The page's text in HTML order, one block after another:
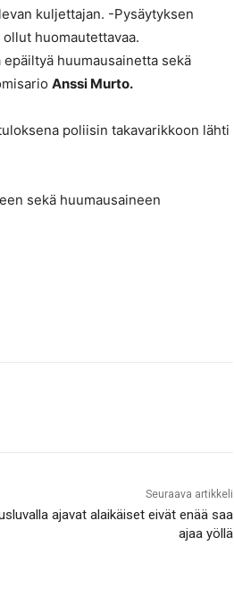
kuljettajan. -Pysäytyksen
huomautettavaa.
huumausainetta sekä
Anssi Murto.
poliisin takavarikkoon lähti
sekä huumausaineen
Seuraava artikkeli
ajavat alaikäiset eivät enää saa
ajaa yöllä